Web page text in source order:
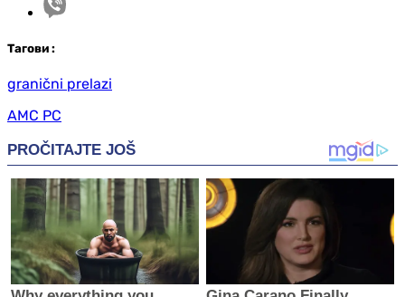
Тагови :
granični prelazi
АМС РС